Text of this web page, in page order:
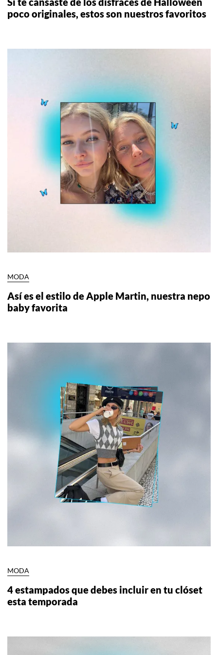
poco originales, estos son nuestros favoritos
MODA
Así es el estilo de Apple Martin, nuestra nepo
baby favorita
MODA
4 estampados que debes incluir en tu clóset
esta temporada